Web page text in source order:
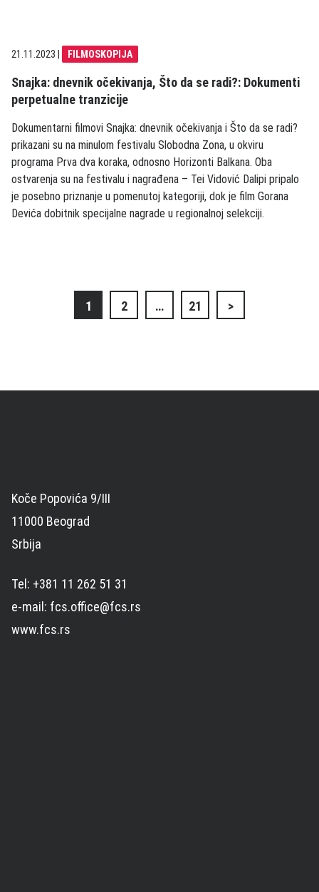
21.11.2023 FILMOSKOPIJA
Snajka: dnevnik očekivanja, Što da se radi?: Dokumenti
perpetualne tranzicije
Dokumentarni filmovi Snajka: dnevnik očekivanja i Što da se radi?
prikazani su na minulom festivalu Slobodna Zona, u okviru
programa Prva dva koraka, odnosno Horizonti Balkana. Oba
ostvarenja su na festivalu i nagrađena – Tei Vidović Dalipi pripalo
je posebno priznanje u pomenutoj kategoriji, dok je film Gorana
Devića dobitnik specijalne nagrade u regionalnoj selekciji.
Кретање
1 2 … 21 >
Koče Popovića 9/III
11000 Beograd
Srbija
Tel: +381 11 262 51 31
e-mail: fcs.office@fcs.rs
www.fcs.rs